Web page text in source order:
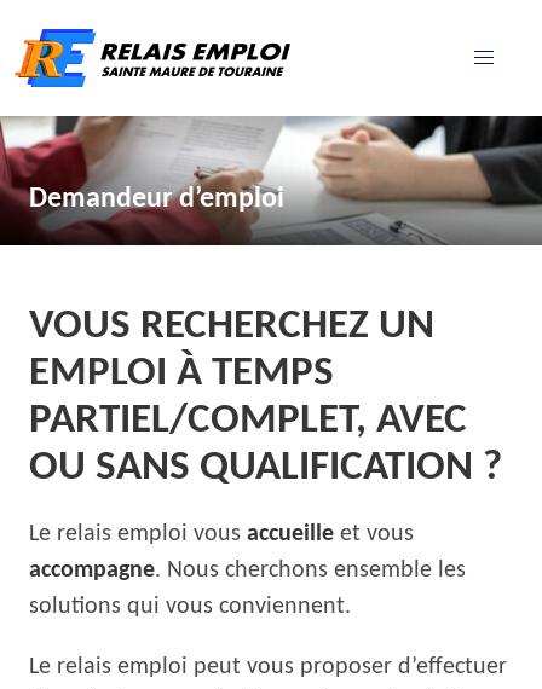
Demandeur d’emploi
VOUS RECHERCHEZ UN
EMPLOI À TEMPS
PARTIEL/COMPLET, AVEC
OU SANS QUALIFICATION ?
Le relais emploi vous accueille et vous
accompagne. Nous cherchons ensemble les
solutions qui vous conviennent.
Le relais emploi peut vous proposer d’effectuer